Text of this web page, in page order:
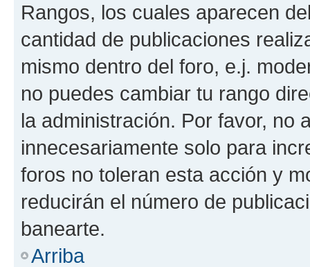
Rangos, los cuales aparecen
cantidad de publicaciones
mismo dentro del foro, e.j.
no puedes cambiar tu rango
la administración. Por favor, no
innecesariamente solo para
foros no toleran esta acción y
reducirán el número de
banearte.
Arriba